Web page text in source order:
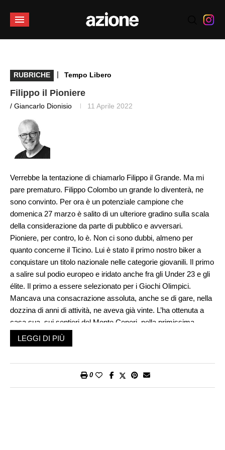
RUBRICHE | Tempo Libero
Filippo il Pioniere
/ Giancarlo Dionisio 11 Aprile 2022
Verrebbe la tentazione di chiamarlo Filippo il Grande. Ma mi
pare prematuro. Filippo Colombo un grande lo diventerà, ne
sono convinto. Per ora è un potenziale campione che
domenica 27 marzo è salito di un ulteriore gradino sulla scala
della considerazione da parte di pubblico e avversari.
Pioniere, per contro, lo è. Non ci sono dubbi, almeno per
quanto concerne il Ticino. Lui è stato il primo nostro biker a
conquistare un titolo nazionale nelle categorie giovanili. Il primo
a salire sul podio europeo e iridato anche fra gli Under 23 e gli
élite. Il primo a essere selezionato per i Giochi Olimpici.
Mancava una consacrazione assoluta, anche se di gare, nella
dozzina di anni di attività, ne aveva già vinte. L’ha ottenuta a
casa sua, sui sentieri del Monte Ceneri, nella primissima
edizione della Ökk Bike Revolution Tamaro Trophy.
La storia dello sport, quando si allea con la sorte, prende e dà.
piena pandemia, l’esponente del Velo Club Monte Tamaro, era
LEGGI DI PIÙ
0